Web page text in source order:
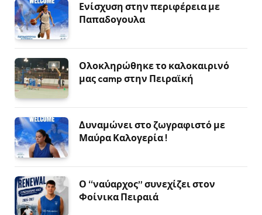
Ενίσχυση στην περιφέρεια με
Παπαδογουλα
Ολοκληρώθηκε το καλοκαιρινό
μας camp στην Πειραϊκή
Δυναμώνει στο ζωγραφιστό με
Μαύρα Καλογερία !
Ο “ναύαρχος” συνεχίζει στον
Φοίνικα Πειραιά